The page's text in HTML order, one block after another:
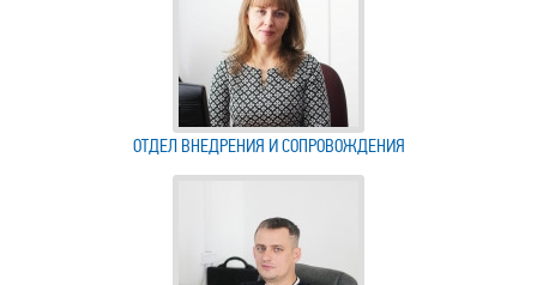
ОТДЕЛ ВНЕДРЕНИЯ И СОПРОВОЖДЕНИЯ